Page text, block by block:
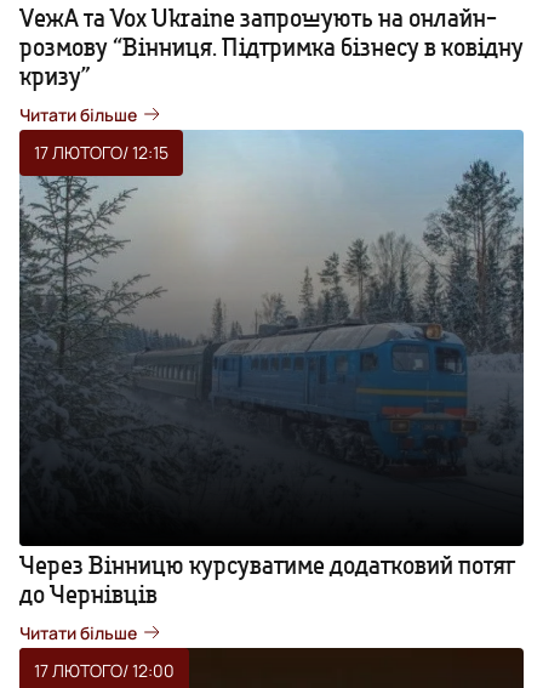
VежА та Vox Ukraine запрошують на онлайн-
розмову “Вінниця. Підтримка бізнесу в ковідну
кризу”
Читати більше
17 ЛЮТОГО/ 12:15
Через Вінницю курсуватиме додатковий потяг
до Чернівців
Читати більше
17 ЛЮТОГО/ 12:00